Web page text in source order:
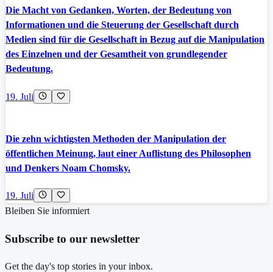
Die Macht von Gedanken, Worten, der Bedeutung von
Informationen und die Steuerung der Gesellschaft durch
Medien sind für die Gesellschaft in Bezug auf die Manipulation
des Einzelnen und der Gesamtheit von grundlegender
Bedeutung.
19. Juli
Die zehn wichtigsten Methoden der Manipulation der
öffentlichen Meinung, laut einer Auflistung des Philosophen
und Denkers Noam Chomsky.
19. Juli
Bleiben Sie informiert
Subscribe to our newsletter
Get the day's top stories in your inbox.